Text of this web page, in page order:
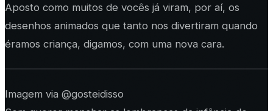
Aposto como muitos de vocês já viram, por aí, os
desenhos animados que tanto nos divertiram quando
éramos criança, digamos, com uma nova cara.
Imagem via @gosteidisso